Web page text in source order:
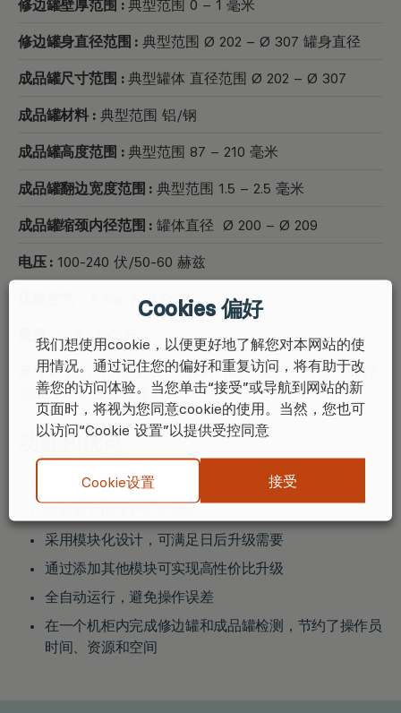
修边罐壁厚范围 :典型范围 0 – 1 毫米
修边罐身直径范围 : 典型范围 Ø 202 – Ø 307 罐身直径
成品罐尺寸范围 :典型罐体 直径范围 Ø 202 – Ø 307
成品罐材料 :典型范围 铝/钢
成品罐高度范围 :典型范围 87 – 210 毫米
成品罐翻边宽度范围 : 典型范围 1.5 – 2.5 毫米
成品罐缩颈内径范围 : 罐体直径 Ø 200 – Ø 209
电压 : 100-240 伏/50-60 赫兹
5 bar / 73 PSI
重量 :最大620公斤
尺寸 :（宽）1615 毫米 x （高）1833 毫米 x （长）3427
毫米（带 4 通道传送带）
功能和优点
速度快、精度高
采用模块化设计，可满足日后升级需要
通过添加其他模块可实现高性价比升级
全自动运行，避免操作误差
在一个机柜内完成修边罐和成品罐检测，节约了操作员
时间、资源和空间
Cookies 偏好
我们想使用cookie，以便更好地了解您对本网站的使
用情况。通过记住您的偏好和重复访问，将有助于改
善您的访问体验。当您单击“接受”或导航到网站的新
页面时，将视为您同意cookie的使用。当然，您也可
以访问“Cookie 设置”以提供受控同意
Cookie设置 接受